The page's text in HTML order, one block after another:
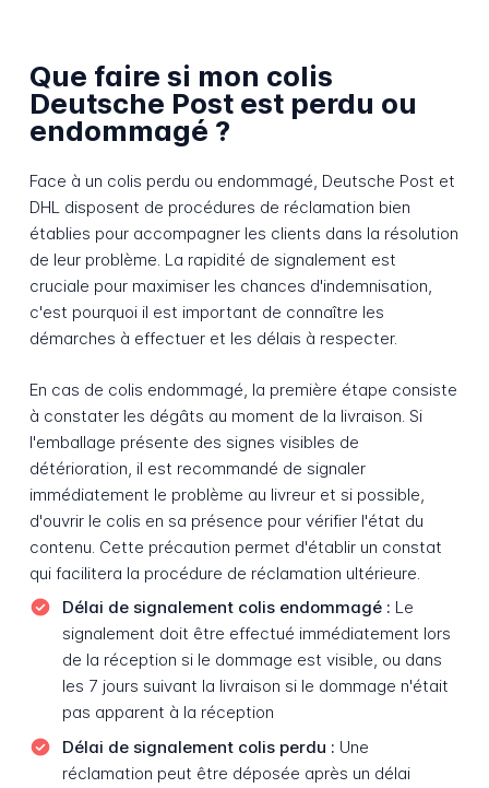
Que faire si mon colis
Deutsche Post est perdu ou
endommagé ?
Face à un colis perdu ou endommagé, Deutsche Post et
DHL disposent de procédures de réclamation bien
établies pour accompagner les clients dans la résolution
de leur problème. La rapidité de signalement est
cruciale pour maximiser les chances d'indemnisation,
c'est pourquoi il est important de connaître les
démarches à effectuer et les délais à respecter.
En cas de colis endommagé, la première étape consiste
à constater les dégâts au moment de la livraison. Si
l'emballage présente des signes visibles de
détérioration, il est recommandé de signaler
immédiatement le problème au livreur et si possible,
d'ouvrir le colis en sa présence pour vérifier l'état du
contenu. Cette précaution permet d'établir un constat
qui facilitera la procédure de réclamation ultérieure.
Délai de signalement colis endommagé : Le
signalement doit être effectué immédiatement lors
de la réception si le dommage est visible, ou dans
les 7 jours suivant la livraison si le dommage n'était
pas apparent à la réception
Délai de signalement colis perdu : Une
réclamation peut être déposée après un délai